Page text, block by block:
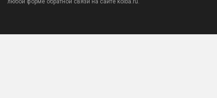
любой форме обратной связи на сайте kolba.ru.